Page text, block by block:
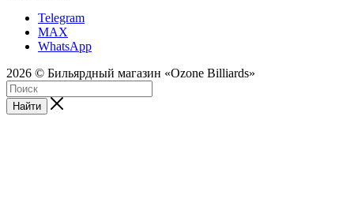
Telegram
MAX
WhatsApp
2026 © Бильярдный магазин «Ozone Billiards»
Найти